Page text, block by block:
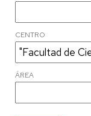
CENTRO
ÁREA